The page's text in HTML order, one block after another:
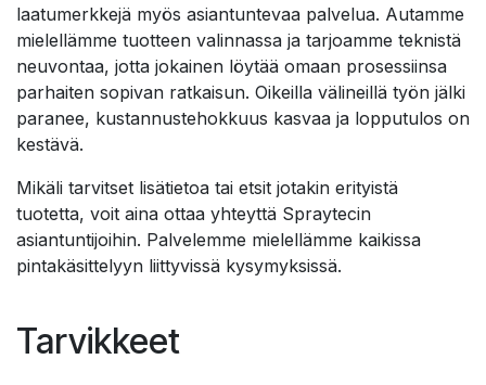
laatumerkkejä myös asiantuntevaa palvelua. Autamme
mielellämme tuotteen valinnassa ja tarjoamme teknistä
neuvontaa, jotta jokainen löytää omaan prosessiinsa
parhaiten sopivan ratkaisun. Oikeilla välineillä työn jälki
paranee, kustannustehokkuus kasvaa ja lopputulos on
kestävä.
Mikäli tarvitset lisätietoa tai etsit jotakin erityistä
tuotetta, voit aina ottaa yhteyttä Spraytecin
asiantuntijoihin. Palvelemme mielellämme kaikissa
pintakäsittelyyn liittyvissä kysymyksissä.
Tarvikkeet